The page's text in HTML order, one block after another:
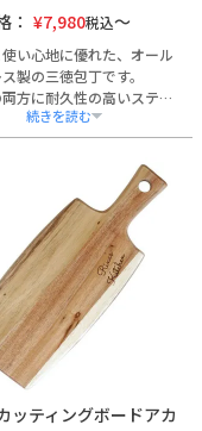
対応可能。熨斗・ラッピ
げ袋の同梱も承ります。
： ¥7,980税込
い心地に優れた、オール
製の三徳包丁です。
方に耐久性の高いステン
用し、柄は空洞構造にする
という軽量化を実現。
ットする設計で、長時間の
負担が少なく、調理現場で
率を高めます。
人技により、、切れ味にこ
一本。
ロゴ、個人名の名入れにも
おり、飲食業・ホテル・福
周年記念や開業記念、退
記念品など、法人向けの贈
てもご好評いただいており
す。
ッティングボードアカ